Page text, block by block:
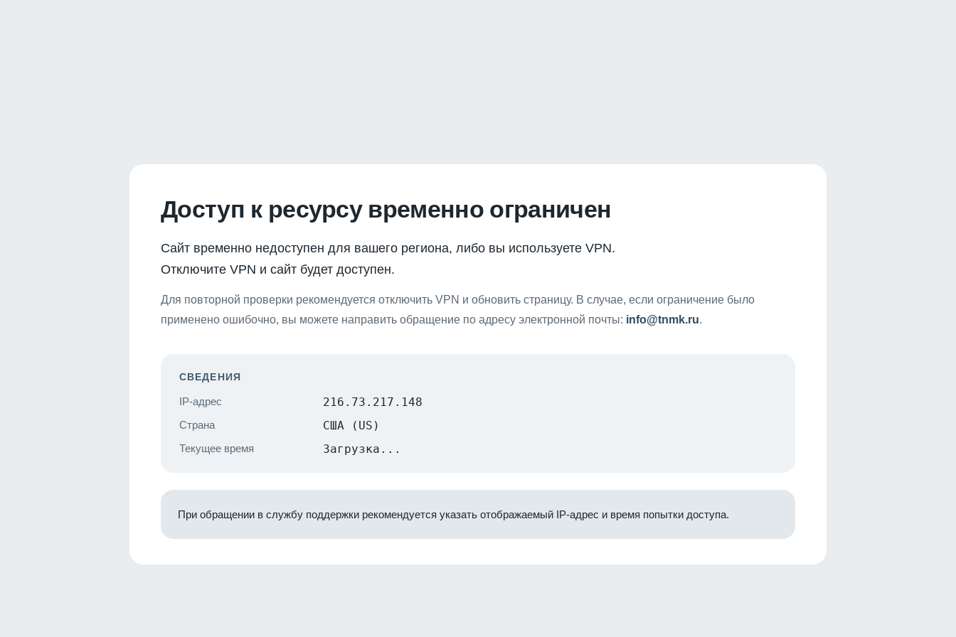
Доступ к ресурсу временно ограничен
Сайт временно недоступен для вашего региона, либо вы используете VPN.
Отключите VPN и сайт будет доступен.
Для повторной проверки рекомендуется отключить VPN и обновить страницу. В случае, если ограничение было
применено ошибочно, вы можете направить обращение по адресу электронной почты: info@tnmk.ru.
СВЕДЕНИЯ
IP-адрес 216.73.217.148
Страна США (US)
Текущее время Загрузка...
При обращении в службу поддержки рекомендуется указать отображаемый IP-адрес и время попытки доступа.